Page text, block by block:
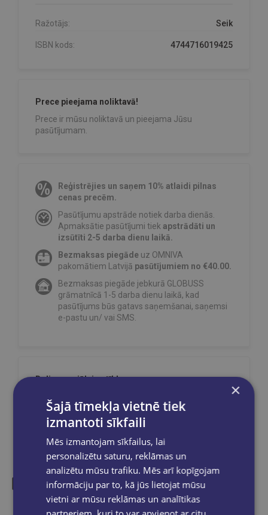
Ražotājs: Seik
ISBN kods: 4744716019425
Prece pieejama noliktavā!
Prece ir mūsu noliktavā un pieejama Jūsu
pasūtījumam.
Reģistrējies un saņem 10% atlaidi pilnas
cenas precēm.
Pasūtījumu apstrāde notiek darba dienās.
Apmaksātie pasūtījumi tiek apstrādāti un
izsūtīti 2-5 darba dienu laikā.
Bezmaksas piegāde uz OMNIVA
pakomātiem Latvijā pasūtījumiem no €40.00.
Bezmaksas piegāde jebkurā GLOBUSS
grāmatnīcā 1-5 darba dienu laikā, kad
pasūtījums būs gatavs saņemšanai, saņemsi
e-pastu un/ vai SMS.
Dalies sociālajos tīklos:
×
Šajā tīmekļa vietnē tiek
izmantoti sīkfaili
Mēs izmantojam sīkfailus, lai
personalizētu saturu, reklāmas un
analizētu mūsu trafiku. Mēs arī kopīgojam
informāciju par to, kā jūs lietojat mūsu
vietni ar mūsu reklāmas un analītikas